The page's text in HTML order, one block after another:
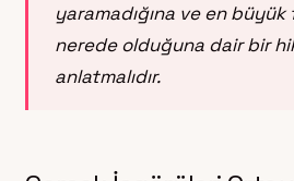
yaramadığına ve en büyük
nerede olduğuna dair bir
anlatmalıdır.